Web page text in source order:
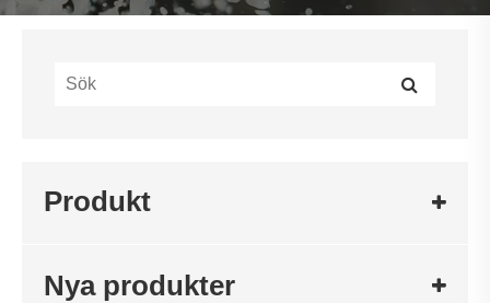
Produkt
Nya produkter